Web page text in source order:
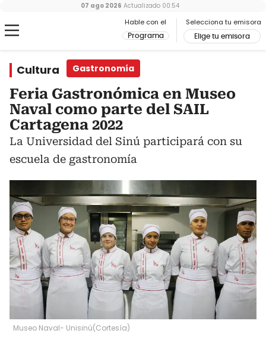
Hable con el
Programa
Selecciona tu emisora
Elige tu emisora
07 ago 2026 Actualizado 00:54
Cultura Gastronomía
Feria Gastronómica en Museo
Naval como parte del SAIL
Cartagena 2022
La Universidad del Sinú participará con su
escuela de gastronomía
Museo Naval- Unisinú(Cortesía)